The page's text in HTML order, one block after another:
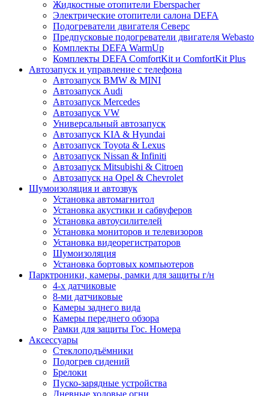
Жидкостные отопители Eberspacher
Электрические отопители салона DEFA
Подогреватели двигателя Северс
Предпусковые подогреватели двигателя Webasto
Комплекты DEFA WarmUp
Комплекты DEFA ComfortKit и ComfortKit Plus
Автозапуск и управление с телефона
Автозапуск BMW & MINI
Автозапуск Audi
Автозапуск Mercedes
Автозапуск VW
Универсальный автозапуск
Автозапуск KIA & Hyundai
Автозапуск Toyota & Lexus
Автозапуск Nissan & Infiniti
Автозапуск Mitsubishi & Citroen
Автозапуск на Opel & Chevrolet
Шумоизоляция и автозвук
Установка автомагнитол
Установка акустики и сабвуферов
Установка автоусилителей
Установка мониторов и телевизоров
Установка видеорегистраторов
Шумоизоляция
Установка бортовых компьютеров
Парктроники, камеры, рамки для защиты г/н
4-х датчиковые
8-ми датчиковые
Камеры заднего вида
Камеры переднего обзора
Рамки для защиты Гос. Номера
Аксессуары
Стеклоподъёмники
Подогрев сидений
Брелоки
Пуско-зарядные устройства
Дневные ходовые огни